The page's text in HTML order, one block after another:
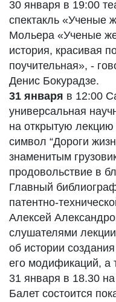
30 января в 19:00
спектакль «Ученые
Мольера «Ученые
история, красивая
поучительная», -
Денис Бокурадзе.
31 января в 12:00
универсальная
на открытую лекцию
символ “Дороги
знаменитым
продовольствие в
Главный
патентно-
Алексей
слушателями
об истории
его модификаций, а
31 января в 18.30
Балет состоится